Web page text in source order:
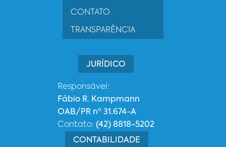
CONTATO
TRANSPARÊNCIA
JURÍDICO
Responsável:
Fábio R. Kampmann
OAB/PR nº 31.674-A
Contato: (42) 8818-5202
CONTABILIDADE